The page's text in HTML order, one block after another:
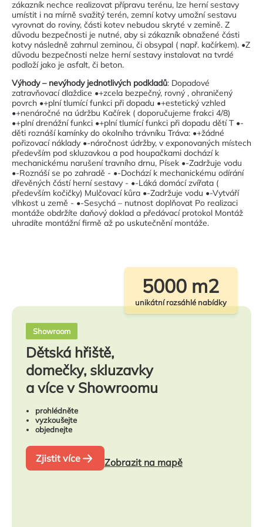
zákazník nechce realizovat přípravu terénu, lze herní sestavy
umístit i na mírně svažitý terén, zemní kotvy umožní sestavu
vyrovnat do roviny, části kotev nebudou skryté v zemině. Z
důvodu bezpečnosti je nutné, aby si zákazník obnažené části
kotvy následně zahrnul zeminou, či obsypal ( např. kačírkem). •Z
důvodu bezpečnosti nelze herní sestavy instalovat na tvrdé
podloží jako je asfalt, či beton.
Výhody – nevýhody jednotlivých podkladů: Dopadové
zatravňovací dlaždice •+zcela bezpečný, rovný , ohraničený
povrch •+plní tlumící funkci při dopadu •+estetický vzhled
•+nenáročné na údržbu Kačírek ( doporučujeme frakci 4/8)
•+plní drenážní funkci •+plní tlumící funkci při dopadu dětí T •-
děti roznáší kamínky do okolního trávníku Tráva: •+žádné
pořizovací náklady •-náročnost údržby, v exponovaných místech
především pod skluzavkou a pod houpačkami dochází k
mechanickému narušení travního drnu, Písek •-Zadržuje vodu
•-Roznáší se po zahradě - •-Dochází k mechanickému odírání
dřevěných částí herní sestavy - •-Láká domácí zvířata (
především kočičky) Mulčovací kůra •-Zadržuje vodu •-Vytváří
vlhkost u země - •-Sesychá – nutnost doplňovat Po realizaci
montáže obdržíte daňový doklad a předávací protokol Montáž
uhradíte montážní firmě až po uskutečnění montáže.
Showroom
Dětská hřiště,
domečky, skluzavky
a více v Showroomu
prohlédněte
vyzkoušejte
objednejte
Zjistit více Zobrazit na mapě
5000 m2
unikátní rozsáhlé nabídky